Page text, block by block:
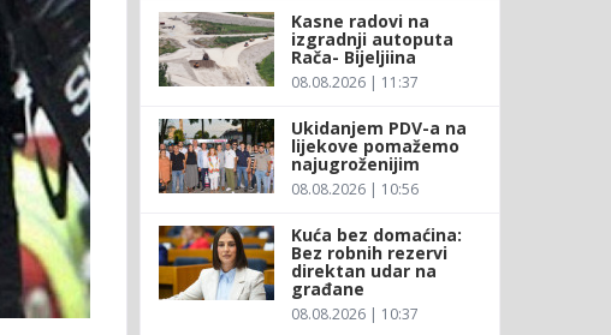
Kasne radovi na
izgradnji autoputa
Rača- Bijeljiina
08.08.2026 | 11:37
Ukidanjem PDV-a na
lijekove pomažemo
najugroženijim
08.08.2026 | 10:56
Kuća bez domaćina:
Bez robnih rezervi
direktan udar na
građane
08.08.2026 | 10:37